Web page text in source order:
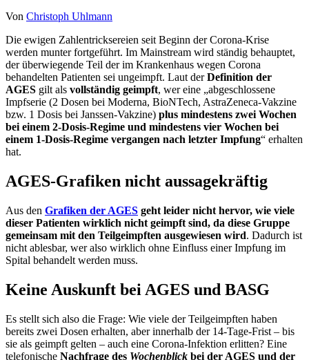
Von Christoph Uhlmann
Die ewigen Zahlentricksereien seit Beginn der Corona-Krise
werden munter fortgeführt. Im Mainstream wird ständig behauptet,
der überwiegende Teil der im Krankenhaus wegen Corona
behandelten Patienten sei ungeimpft. Laut derDefinition der
AGES gilt als vollständig geimpft, wer eine „abgeschlossene
Impfserie (2 Dosen bei Moderna, BioNTech, AstraZeneca-Vakzine
bzw. 1 Dosis bei Janssen-Vakzine) plus mindestens zwei Wochen
bei einem 2-Dosis-Regime und mindestens vier Wochen bei
einem 1-Dosis-Regime vergangen nach letzter Impfung“ erhalten
hat.
AGES-Grafiken nicht aussagekräftig
Aus den Grafiken der AGES geht leider nicht hervor, wie viele
dieser Patienten wirklich nicht geimpft sind, da diese Gruppe
gemeinsam mit den Teilgeimpften ausgewiesen wird. Dadurch ist
nicht ablesbar, wer also wirklich ohne Einfluss einer Impfung im
Spital behandelt werden muss.
Keine Auskunft bei AGES und BASG
Es stellt sich also die Frage: Wie viele der Teilgeimpften haben
bereits zwei Dosen erhalten, aber innerhalb der 14-Tage-Frist – bis
sie als geimpft gelten – auch eine Corona-Infektion erlitten? Eine
telefonische Nachfrage des Wochenblick bei der AGES und der